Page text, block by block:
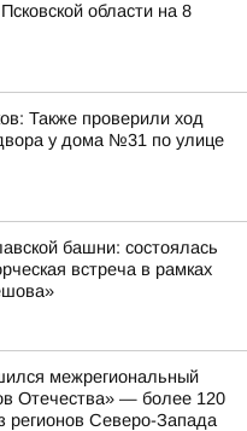
области на 8
Также проверили ход
у дома №31 по улице
башни: состоялась
встреча в рамках
межрегиональный
Отечества» — более 120
регионов Северо-Запада